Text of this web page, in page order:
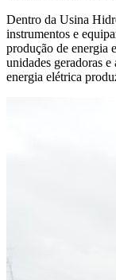
Dentro da Usina
instrumentos e
produção de energia
unidades geradoras
energia elétrica